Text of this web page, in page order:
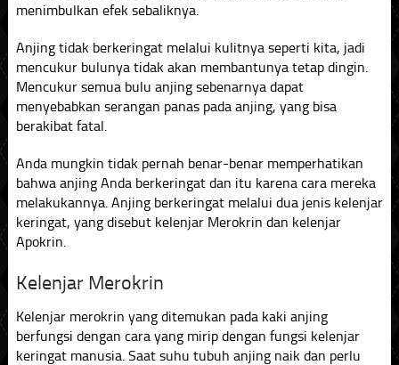
menimbulkan efek sebaliknya.
Anjing tidak berkeringat melalui kulitnya seperti kita, jadi
mencukur bulunya tidak akan membantunya tetap dingin.
Mencukur semua bulu anjing sebenarnya dapat
menyebabkan serangan panas pada anjing, yang bisa
berakibat fatal.
Anda mungkin tidak pernah benar-benar memperhatikan
bahwa anjing Anda berkeringat dan itu karena cara mereka
melakukannya. Anjing berkeringat melalui dua jenis kelenjar
keringat, yang disebut kelenjar Merokrin dan kelenjar
Apokrin.
Kelenjar Merokrin
Kelenjar merokrin yang ditemukan pada kaki anjing
berfungsi dengan cara yang mirip dengan fungsi kelenjar
keringat manusia. Saat suhu tubuh anjing naik dan perlu